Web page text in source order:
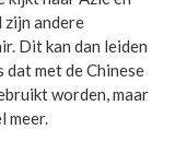
zijn andere
Dit kan dan leiden
met de Chinese
worden, maar
meer.